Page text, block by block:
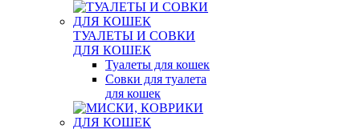
ТУАЛЕТЫ И СОВКИ
ДЛЯ КОШЕК
Туалеты для кошек
Совки для туалета
для кошек